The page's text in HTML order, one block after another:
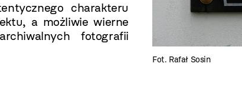
charakteru
a możliwie wierne
fotografii
Fot. Rafał Sosin